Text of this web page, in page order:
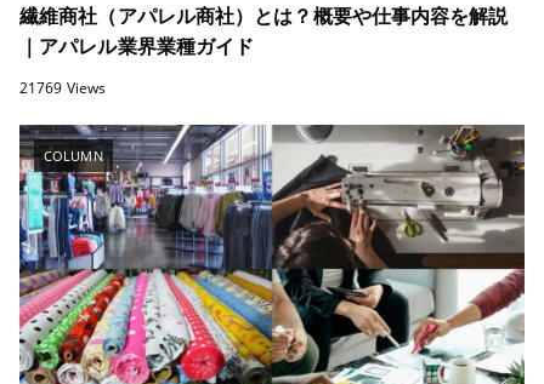
繊維商社（アパレル商社）とは？概要や仕事内容を解説
｜アパレル業界業種ガイド
21769 Views
COLUMN